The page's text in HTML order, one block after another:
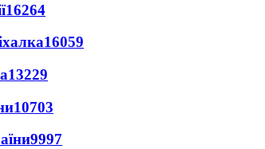
16264
16059
13229
10703
9997